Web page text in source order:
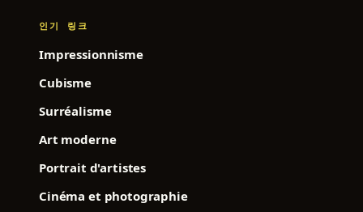
인기 링크
Impressionnisme
Cubisme
Surréalisme
Art moderne
Portrait d'artistes
Cinéma et photographie